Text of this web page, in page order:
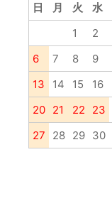
日
月 火 水
1
2
6
7 8 9
13
14 15 16
20 21 22 23
27
28 29 30